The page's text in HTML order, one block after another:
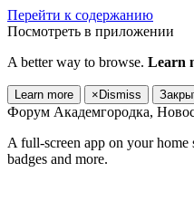
Перейти к содержанию
Посмотреть в приложении
A better way to browse. Learn
Learn more × Dismiss
Форум Академгородка,
A full-screen app on your
badges and more.